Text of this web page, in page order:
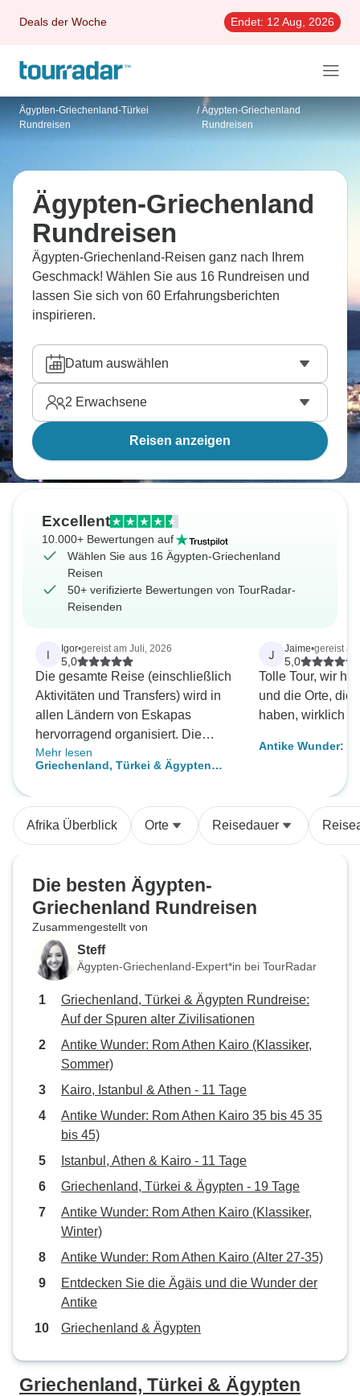
Deals der Woche Endet: 12 Aug, 2026
Ägypten-Griechenland-Türkei
Rundreisen
/ Ägypten-Griechenland
Rundreisen
Ägypten-Griechenland
Rundreisen
Ägypten-Griechenland-Reisen ganz nach Ihrem
Geschmack! Wählen Sie aus 16 Rundreisen und
lassen Sie sich von 60 Erfahrungsberichten
inspirieren.
Datum auswählen
2 Erwachsene
Reisen anzeigen
Excellent
10.000+ Bewertungen auf
Wählen Sie aus 16 Ägypten-Griechenland
Reisen
50+ verifizierte Bewertungen von TourRadar-
Reisenden
I Igor•gereist am Juli, 2026
5,0
Die gesamte Reise (einschließlich
Aktivitäten und Transfers) wird in
allen Ländern von Eskapas
hervorragend organisiert. Die
Reiseleiter vor Ort sind äußerst
kompetent, professionell und
Reisende, die diese Reiseziele
zum ersten Mal besuchen. Sie
Mehr lesen
Griechenland, Türkei & Ägypten
J Jaime•gereist
5,0
Tolle Tour, wir
und die Orte, die
haben, wirklich
Antike Wunder:
Afrika Überblick Orte Reisedauer
Die besten Ägypten-
Griechenland Rundreisen
Zusammengestellt von
Steff
Ägypten-Griechenland-Expert*in bei TourRadar
Griechenland, Türkei & Ägypten Rundreise:
Auf der Spuren alter Zivilisationen
Antike Wunder: Rom Athen Kairo (Klassiker,
Sommer)
Kairo, Istanbul & Athen - 11 Tage
Antike Wunder: Rom Athen Kairo 35 bis 45 35
bis 45)
Istanbul, Athen & Kairo - 11 Tage
Griechenland, Türkei & Ägypten - 19 Tage
Antike Wunder: Rom Athen Kairo (Klassiker,
Winter)
Antike Wunder: Rom Athen Kairo (Alter 27-35)
Entdecken Sie die Ägäis und die Wunder der
Antike
Griechenland & Ägypten
Griechenland, Türkei & Ägypten